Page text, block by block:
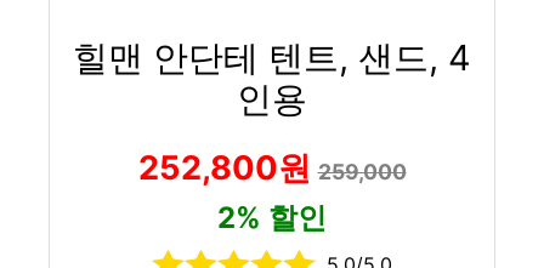
힐맨 안단테 텐트, 샌드, 4
인용
252,800원259,000
2% 할인